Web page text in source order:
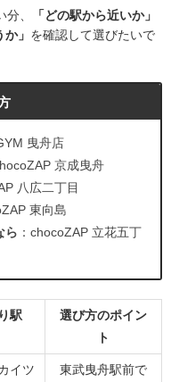
、
「どの駅から近いか」
」 を確認して選びたいで
曳舟店
京成曳舟
八広二丁目
東向島
ら ：chocoZAP 立花五丁
駅
選び方のポイン
ト
イツ
東武曳舟駅前で